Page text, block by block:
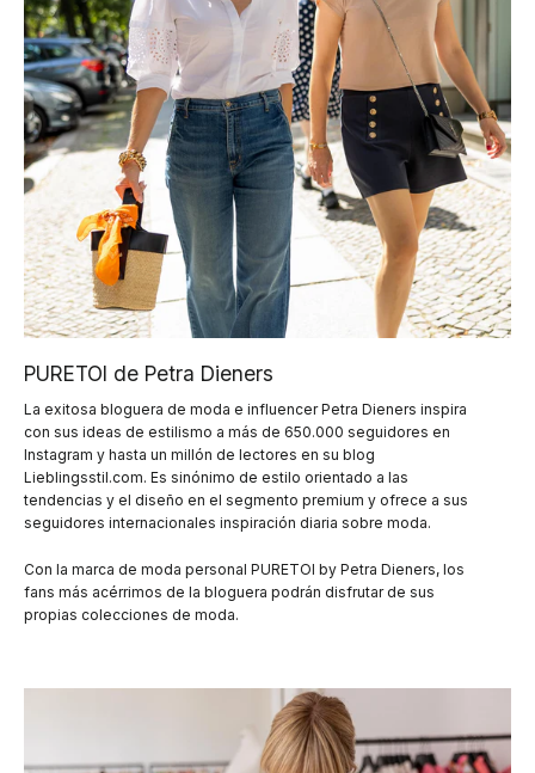
PURETOI de Petra Dieners
La exitosa bloguera de moda e influencer Petra Dieners inspira
con sus ideas de estilismo a más de 650.000 seguidores en
Instagram y hasta un millón de lectores en su blog
Lieblingsstil.com. Es sinónimo de estilo orientado a las
tendencias y el diseño en el segmento premium y ofrece a sus
seguidores internacionales inspiración diaria sobre moda.
Con la marca de moda personal PURETOI by Petra Dieners, los
fans más acérrimos de la bloguera podrán disfrutar de sus
propias colecciones de moda.